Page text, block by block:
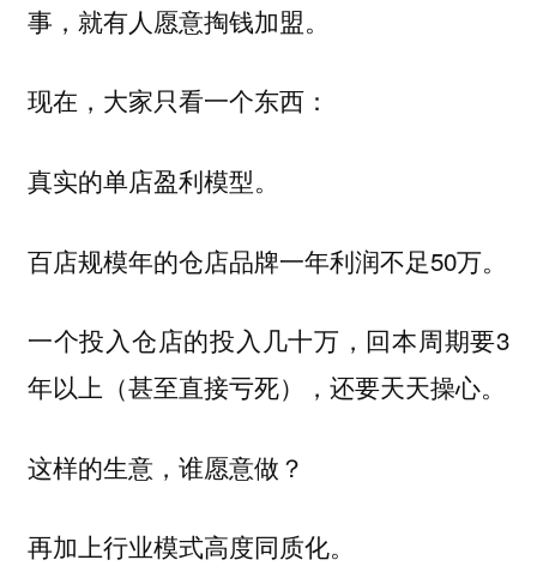
事，就有人愿意掏钱加盟。
现在，大家只看一个东西：
真实的单店盈利模型。
百店规模年的仓店品牌一年利润不足50万。
一个投入仓店的投入几十万，回本周期要3
年以上（甚至直接亏死），还要天天操心。
这样的生意，谁愿意做？
再加上行业模式高度同质化。